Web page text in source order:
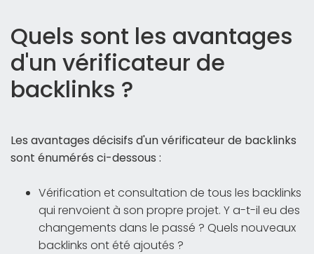
Quels sont les avantages
d'un vérificateur de
backlinks ?
Les avantages décisifs d'un vérificateur de backlinks
sont énumérés ci-dessous :
Vérification et consultation de tous les backlinks
qui renvoient à son propre projet. Y a-t-il eu des
changements dans le passé ? Quels nouveaux
backlinks ont été ajoutés ?